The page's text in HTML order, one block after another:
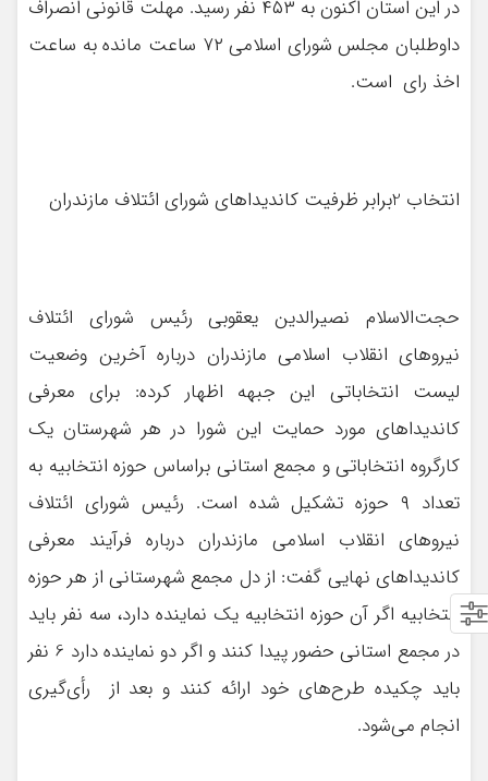
در این استان اکنون به ۴۵۳ نفر رسید. مهلت قانونی انصراف
داوطلبان مجلس شورای اسلامی ۷۲ ساعت مانده به ساعت
اخذ رای است.
انتخاب 2برابر ظرفیت کاندیداهای شورای ائتلاف مازندران
حجت‌الاسلام نصیرالدین یعقوبی رئیس شورای ائتلاف
نیروهای انقلاب اسلامی مازندران درباره آخرین وضعیت
لیست انتخاباتی این جبهه اظهار کرده: برای معرفی
کاندیداهای مورد حمایت این شورا در هر شهرستان یک
کارگروه انتخاباتی و مجمع استانی براساس حوزه انتخابیه به
تعداد ۹ حوزه تشکیل شده است. رئیس شورای ائتلاف
نیروهای انقلاب اسلامی مازندران درباره فرآیند معرفی
کاندیداهای نهایی گفت: از دل مجمع شهرستانی از هر حوزه
انتخابیه اگر آن حوزه انتخابیه یک نماینده دارد، سه نفر باید
در مجمع استانی حضور پیدا کنند و اگر دو نماینده دارد 6 نفر
باید چکیده طرح‌های خود ارائه کنند و بعد از رأی‌گیری
انجام می‌شود.